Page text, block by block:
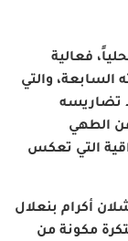
فعالية
السابعة، والتي
تضاريسه
الطهي
التي تعكس
أكرام بنعلال
مكونة من